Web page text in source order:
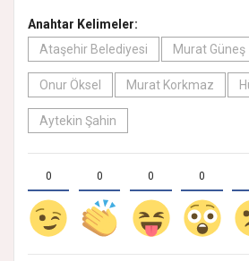
Anahtar Kelimeler:
Ataşehir Belediyesi
Murat Güneş
Onur Öksel Murat Korkmaz
Aytekin Şahin
0 0 0 0